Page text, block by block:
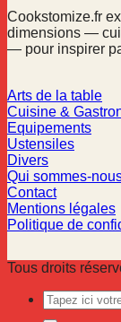
Cookstomize.fr
dimensions —
— pour inspirer
Arts de la table
Cuisine &
Equipements
Ustensiles
Divers
Qui sommes-
Contact
Mentions légales
Politique de
Tous droits